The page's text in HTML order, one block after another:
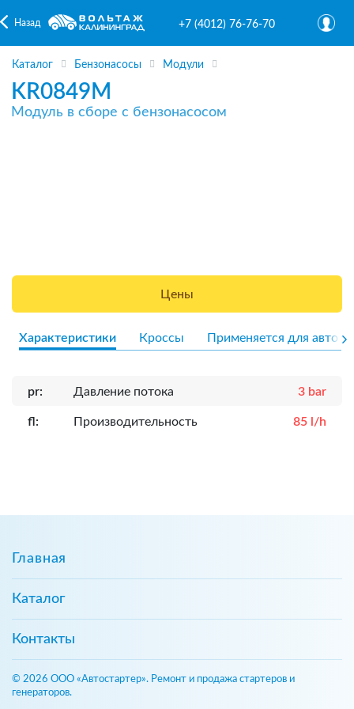
Назад +7 (4012) 76-76-70
Каталог Бензонасосы Модули
KR0849M
Модуль в сборе с бензонасосом
Цены
Характеристики Кроссы Применяется для авто
pr: Давление потока 3 bar
fl: Производительность 85 l/h
Главная
Каталог
Контакты
© 2026 ООО «Автостартер». Ремонт и продажа стартеров и
генераторов.